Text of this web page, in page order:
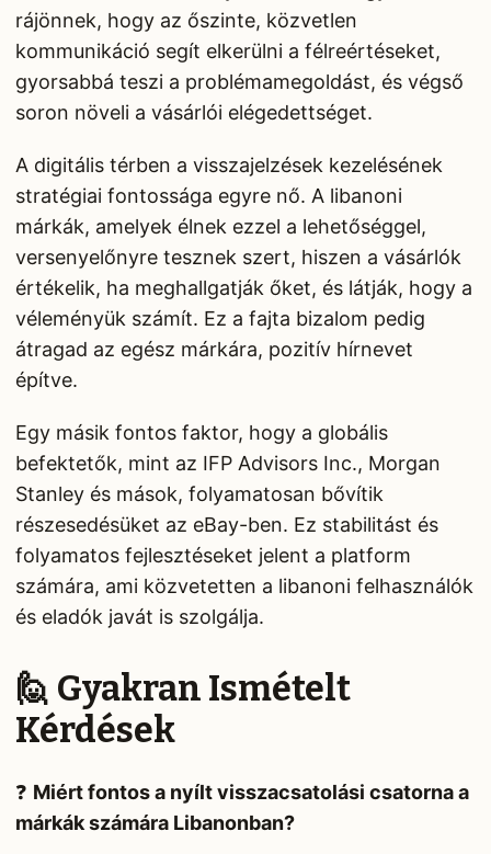
rájönnek, hogy az őszinte, közvetlen
kommunikáció segít elkerülni a félreértéseket,
gyorsabbá teszi a problémamegoldást, és végső
soron növeli a vásárlói elégedettséget.
A digitális térben a visszajelzések kezelésének
stratégiai fontossága egyre nő. A libanoni
márkák, amelyek élnek ezzel a lehetőséggel,
versenyelőnyre tesznek szert, hiszen a vásárlók
értékelik, ha meghallgatják őket, és látják, hogy a
véleményük számít. Ez a fajta bizalom pedig
átragad az egész márkára, pozitív hírnevet
építve.
Egy másik fontos faktor, hogy a globális
befektetők, mint az IFP Advisors Inc., Morgan
Stanley és mások, folyamatosan bővítik
részesedésüket az eBay-ben. Ez stabilitást és
folyamatos fejlesztéseket jelent a platform
számára, ami közvetetten a libanoni felhasználók
és eladók javát is szolgálja.
🙋 Gyakran Ismételt
Kérdések
❓ Miért fontos a nyílt visszacsatolási csatorna a
márkák számára Libanonban?